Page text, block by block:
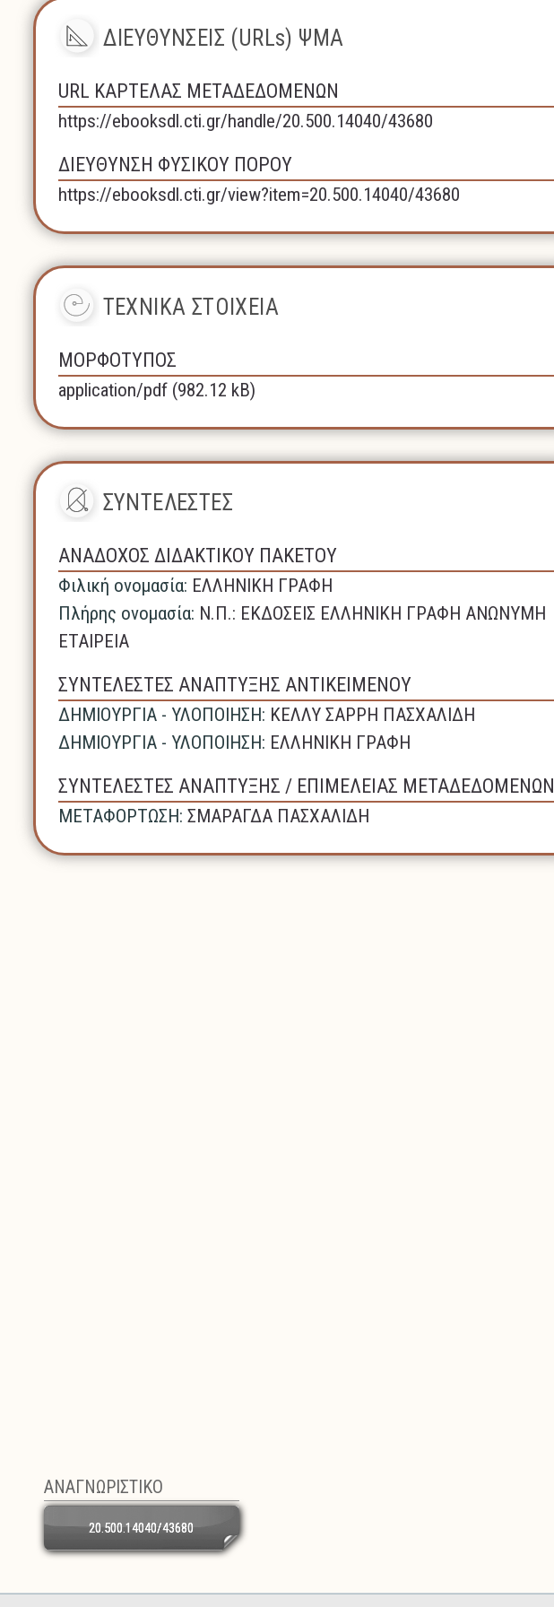
ΔΙΕΥΘΥΝΣΕΙΣ (URLs) ΨΜΑ
URL ΚΑΡΤΕΛΑΣ ΜΕΤΑΔΕΔΟΜΕΝΩΝ
https://ebooksdl.cti.gr/handle/20.500.14040/43680
ΔΙΕΥΘΥΝΣΗ ΦΥΣΙΚΟΥ ΠΟΡΟΥ
https://ebooksdl.cti.gr/view?item=20.500.14040/43680
ΤΕΧΝΙΚΑ ΣΤΟΙΧΕΙΑ
ΜΟΡΦΟΤΥΠΟΣ
application/pdf (982.12 kB)
ΣΥΝΤΕΛΕΣΤΕΣ
ΑΝΑΔΟΧΟΣ ΔΙΔΑΚΤΙΚΟΥ ΠΑΚΕΤΟΥ
Φιλική ονομασία: ΕΛΛΗΝΙΚΗ ΓΡΑΦΗ
Πλήρης ονομασία: N.Π.: ΕΚΔΟΣΕΙΣ ΕΛΛΗΝΙΚΗ ΓΡΑΦΗ ΑΝΩΝΥΜΗ
ΕΤΑΙΡΕΙΑ
ΣΥΝΤΕΛΕΣΤΕΣ ΑΝΑΠΤΥΞΗΣ ΑΝΤΙΚΕΙΜΕΝΟΥ
ΔΗΜΙΟΥΡΓΙΑ - ΥΛΟΠΟΙΗΣΗ: ΚΕΛΛΥ ΣΑΡΡΗ ΠΑΣΧΑΛΙΔΗ
ΔΗΜΙΟΥΡΓΙΑ - ΥΛΟΠΟΙΗΣΗ: ΕΛΛΗΝΙΚΗ ΓΡΑΦΗ
ΣΥΝΤΕΛΕΣΤΕΣ ΑΝΑΠΤΥΞΗΣ / ΕΠΙΜΕΛΕΙΑΣ ΜΕΤΑΔΕΔΟΜΕΝΩΝ
ΜΕΤΑΦΟΡΤΩΣΗ: ΣΜΑΡΑΓΔΑ ΠΑΣΧΑΛΙΔΗ
ΑΝΑΓΝΩΡΙΣΤΙΚΟ
20.500.14040/43680